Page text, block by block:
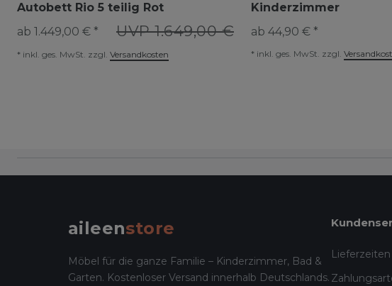
Autobett Rio 5 teilig Rot
UVP 1.649,00 €
ab 1.449,00 € *
* inkl. ges. MwSt. zzgl. Versandkosten
Kinderzimmer
ab 44,90 € *
* inkl. ges. MwSt. zzgl.
aileenstore
Möbel für die ganze Familie – Kinderzimmer, Bad &
Garten. Kostenloser Versand innerhalb Deutschlands.
Lieferzeiten